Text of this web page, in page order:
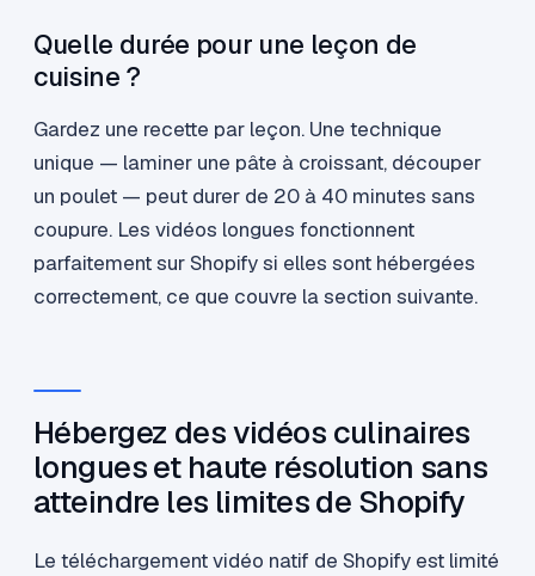
Quelle durée pour une leçon de
cuisine ?
Gardez une recette par leçon. Une technique
unique — laminer une pâte à croissant, découper
un poulet — peut durer de 20 à 40 minutes sans
coupure. Les vidéos longues fonctionnent
parfaitement sur Shopify si elles sont hébergées
correctement, ce que couvre la section suivante.
Hébergez des vidéos culinaires
longues et haute résolution sans
atteindre les limites de Shopify
Le téléchargement vidéo natif de Shopify est limité